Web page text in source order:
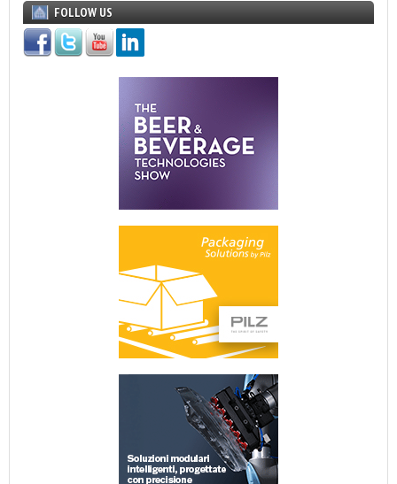
FOLLOW US